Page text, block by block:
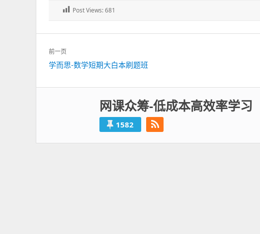
Post Views:681
文
章
导
航
前一页
上
篇：
学而思-数学短期大白本刷题班
篇：
网课众筹-低成本高效率学习
1582